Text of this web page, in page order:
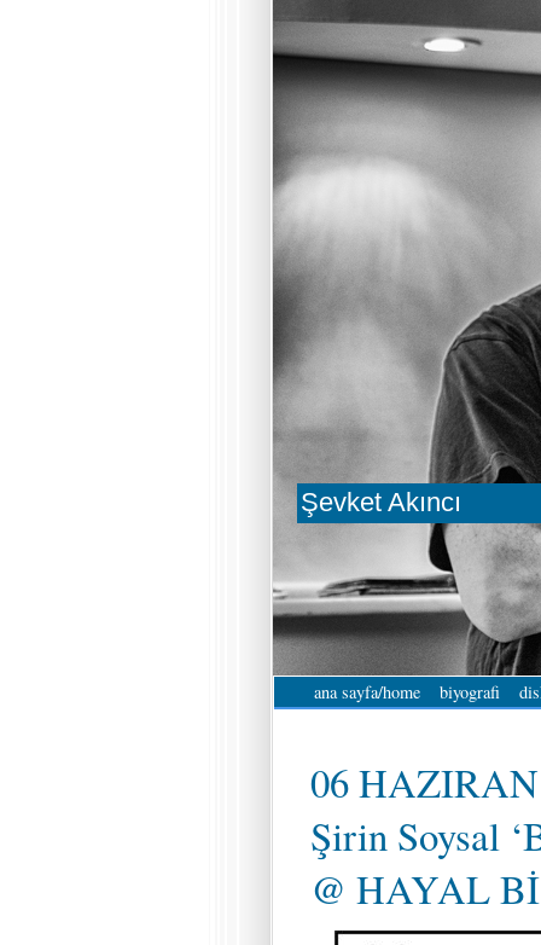
Şevket Akıncı
ana sayfa/home biyografi
06
Şirin Soysal
@ HAYAL